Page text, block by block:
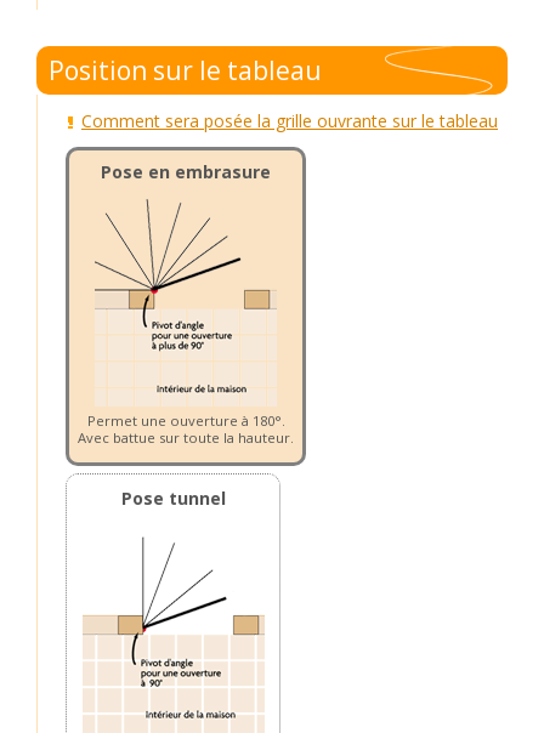
Position sur le tableau
Comment sera posée la grille ouvrante sur le tableau
Pose en embrasure
Permet une ouverture à 180°.
Avec battue sur toute la hauteur.
Pose tunnel